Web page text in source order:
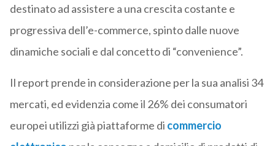
destinato ad assistere a una crescita costante e
progressiva dell’e-commerce, spinto dalle nuove
dinamiche sociali e dal concetto di “convenience”.
Il report prende in considerazione per la sua analisi 34
mercati, ed evidenzia come il 26% dei consumatori
europei utilizzi già piattaforme di commercio